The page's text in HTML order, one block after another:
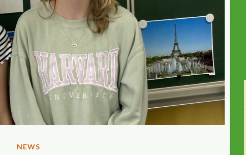
VERÖFFENTLICHT
NEWS